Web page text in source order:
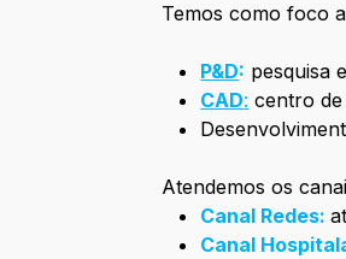
Temos como foco
P&D: pesquisa
CAD: centro
Atendemos os
Canal Redes:
Canal